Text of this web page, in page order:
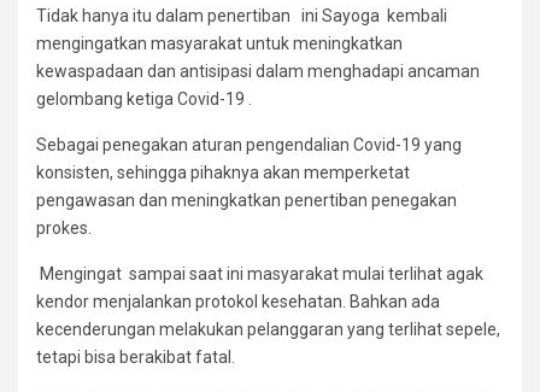
Tidak hanya itu dalam penertiban ini Sayoga kembali
mengingatkan masyarakat untuk meningkatkan
kewaspadaan dan antisipasi dalam menghadapi ancaman
gelombang ketiga Covid-19 .
Sebagai penegakan aturan pengendalian Covid-19 yang
konsisten, sehingga pihaknya akan memperketat
pengawasan dan meningkatkan penertiban penegakan
prokes.
Mengingat sampai saat ini masyarakat mulai terlihat agak
kendor menjalankan protokol kesehatan. Bahkan ada
kecenderungan melakukan pelanggaran yang terlihat sepele,
tetapi bisa berakibat fatal.